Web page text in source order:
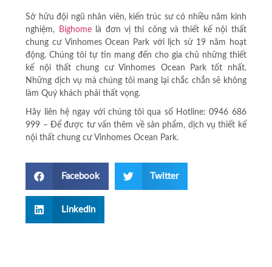
Sở hữu đội ngũ nhân viên, kiến trúc sư có nhiều năm kinh
nghiệm, Bighomelà đơn vị thi công và thiết kế nội thất
chung cư Vinhomes Ocean Park với lịch sử 19 năm hoạt
động. Chúng tôi tự tin mang đến cho gia chủ những thiết
kế nội thất chung cư Vinhomes Ocean Park tốt nhất.
Những dịch vụ mà chúng tôi mang lại chắc chắn sẽ không
làm Quý khách phải thất vọng.
Hãy liên hệ ngay với chúng tôi qua số Hotline: 0946 686
999 – Để được tư vấn thêm về sản phẩm, dịch vụ thiết kế
nội thất chung cư Vinhomes Ocean Park.
Facebook Twitter
LinkedIn